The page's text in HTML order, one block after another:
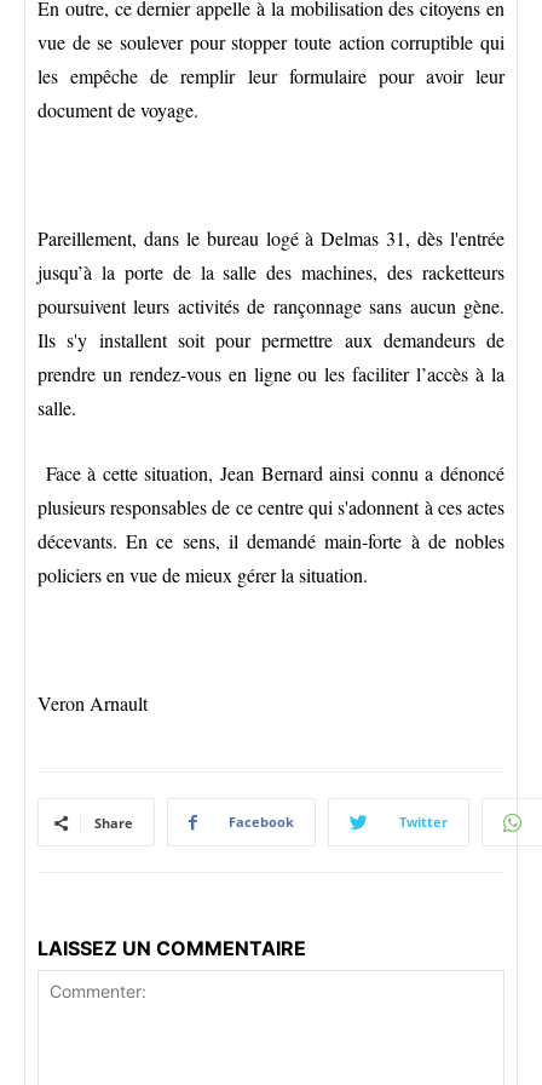
En outre, ce dernier appelle à la mobilisation des citoyens en
vue de se soulever pour stopper toute action corruptible qui
les empêche de remplir leur formulaire pour avoir leur
document de voyage.
Pareillement, dans le bureau logé à Delmas 31, dès l'entrée
jusqu’à la porte de la salle des machines, des racketteurs
poursuivent leurs activités de rançonnage sans aucun gène.
Ils s'y installent soit pour permettre aux demandeurs de
prendre un rendez-vous en ligne ou les faciliter l’accès à la
salle.
Face à cette situation, Jean Bernard ainsi connu a dénoncé
plusieurs responsables de ce centre qui s'adonnent à ces actes
décevants. En ce sens, il demandé main-forte à de nobles
policiers en vue de mieux gérer la situation.
Veron Arnault
Share Facebook Twitter
LAISSEZ UN COMMENTAIRE